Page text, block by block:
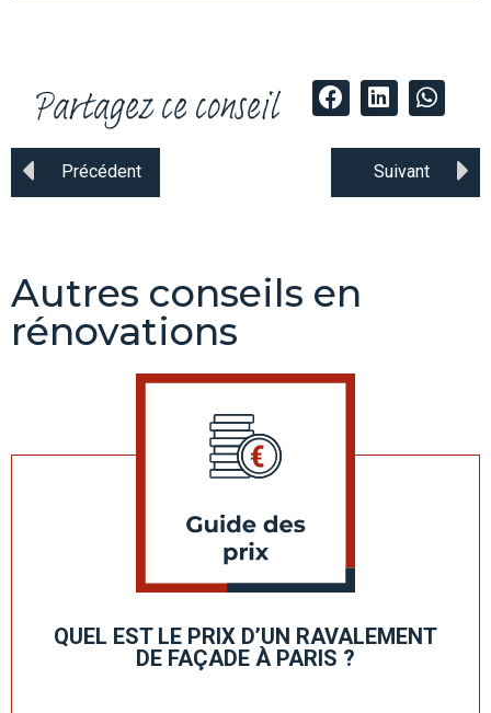
Partagez ce conseil
Précédent Suivant
Autres conseils en
rénovations
QUEL EST LE PRIX D’UN RAVALEMENT
DE FAÇADE À PARIS ?